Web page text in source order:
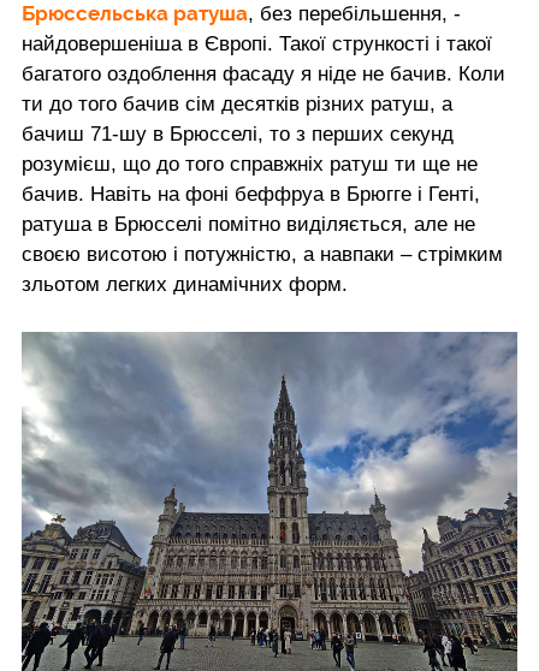
Брюссельська ратуша, без перебільшення, -
найдовершеніша в Європі. Такої стрункості і такої
багатого оздоблення фасаду я ніде не бачив. Коли
ти до того бачив сім десятків різних ратуш, а
бачиш 71-шу в Брюсселі, то з перших секунд
розумієш, що до того справжніх ратуш ти ще не
бачив. Навіть на фоні беффруа в Брюгге і Генті,
ратуша в Брюсселі помітно виділяється, але не
своєю висотою і потужністю, а навпаки – стрімким
зльотом легких динамічних форм.